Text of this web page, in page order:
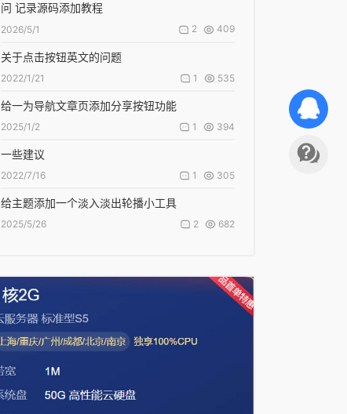
问 记录源码添加教程
2026/5/1 2 409
关于点击按钮英文的问题
2022/1/21 1 535
给一为导航文章页添加分享按钮功能
2025/1/2 1 394
一些建议
2022/7/16 1 305
给主题添加一个淡入淡出轮播小工具
2025/5/26 2 682